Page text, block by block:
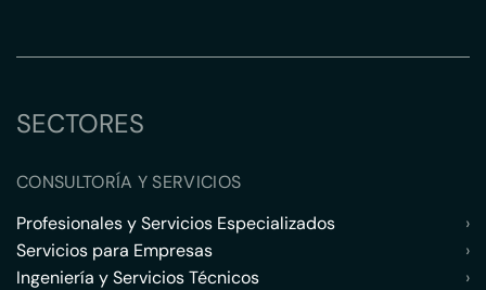
SECTORES
CONSULTORÍA Y SERVICIOS
Profesionales y Servicios Especializados
›
Servicios para Empresas
›
Ingeniería y Servicios Técnicos
›